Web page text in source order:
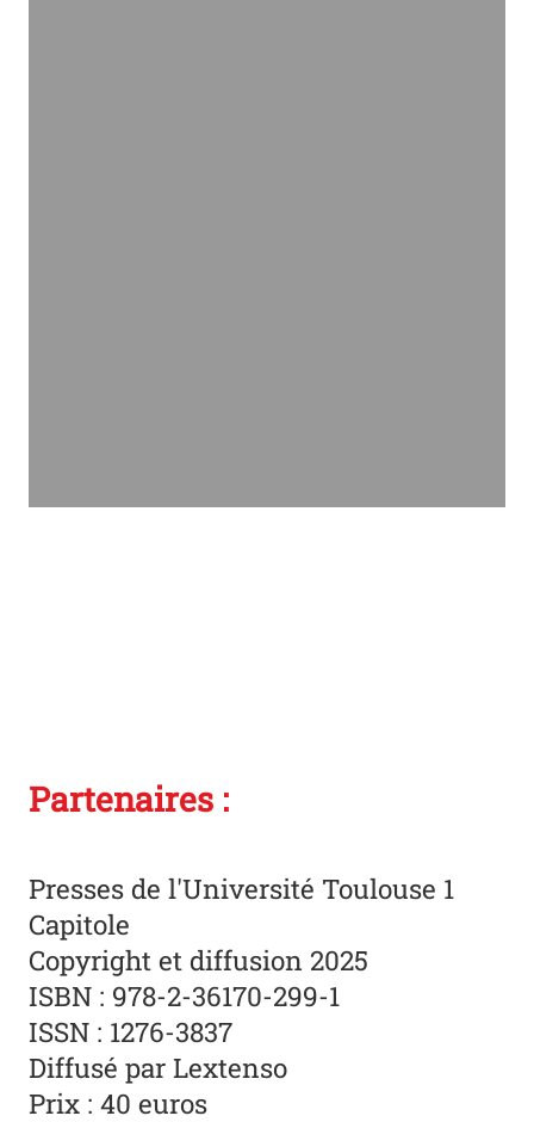
Partenaires :
Presses de l'Université Toulouse 1
Capitole
Copyright et diffusion 2025
ISBN : 978-2-36170-299-1
ISSN : 1276-3837
Diffusé par Lextenso
Prix : 40 euros